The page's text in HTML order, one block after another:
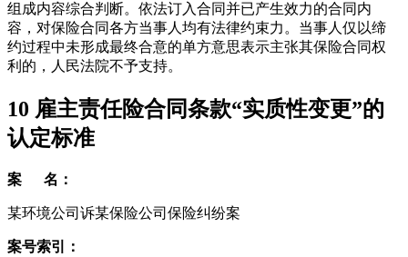
组成内容综合判断。依法订入合同并已产生效力的合同内
容，对保险合同各方当事人均有法律约束力。当事人仅以缔
约过程中未形成最终合意的单方意思表示主张其保险合同权
利的，人民法院不予支持。
10 雇主责任险合同条款“实质性变更”的
认定标准
案 名：
某环境公司诉某保险公司保险纠纷案
案号索引：